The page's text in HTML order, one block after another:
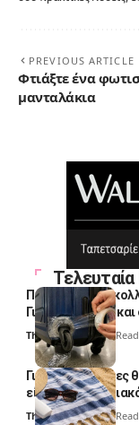
PREVIOUS ARTICLE
Φτιάξτε ένα
μανταλάκια
Πολλοί βάζουν
Γιατί το κάνουν
Thali Ombre4 Min Read
Γιατί οι πετσέτες
είναι μόνο για
Thali Ombre5 Min Read